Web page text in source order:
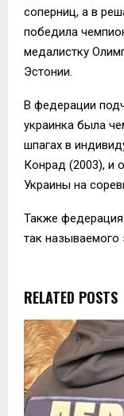
соперниц, а в
победила
медалистку
Эстонии.
В федерации
украинка была
шпагах в
Конрад (2003), и
Украины на
Также
так называемого
RELATED POSTS